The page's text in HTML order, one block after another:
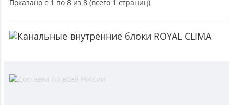
Показано с 1 по 8 из 8 (всего 1 страниц)